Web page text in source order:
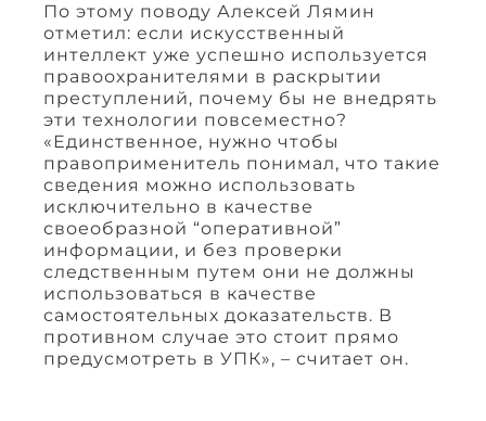
По этому поводу Алексей Лямин
отметил: если искусственный
интеллект уже успешно используется
правоохранителями в раскрытии
преступлений, почему бы не внедрять
эти технологии повсеместно?
«Единственное, нужно чтобы
правоприменитель понимал, что такие
сведения можно использовать
исключительно в качестве
своеобразной “оперативной”
информации, и без проверки
следственным путем они не должны
использоваться в качестве
самостоятельных доказательств. В
противном случае это стоит прямо
предусмотреть в УПК», – считает он.